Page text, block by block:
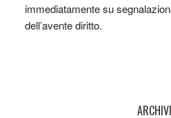
immediatamente su
dell’avente diritto.
ARCHIVI